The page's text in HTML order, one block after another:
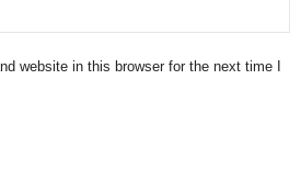
website in this browser for the next time I